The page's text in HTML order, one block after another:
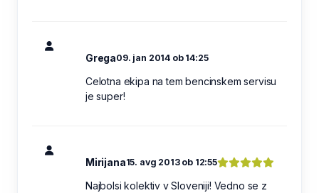
Grega09. jan 2014 ob 14:25
Celotna ekipa na tem bencinskem servisu
je super!
Mirijana15. avg 2013 ob 12:55
Najbolsi kolektiv v Sloveniji! Vedno se z